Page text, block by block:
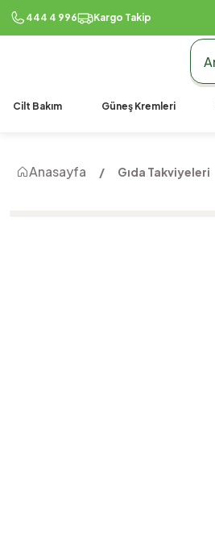
444 4 996 Kargo Takip
Cilt Bakım Güneş Kremleri
Anasayfa Gıda Takviyeleri